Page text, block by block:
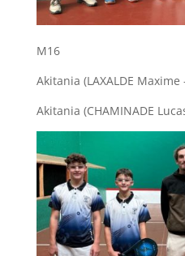
M16
Akitania (LAXALDE
Akitania (CHAMINADE